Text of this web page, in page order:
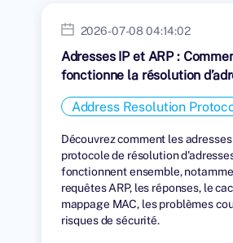
2026-07-08 04:14:02
Adresses IP et ARP :
fonctionne la résolution
Address Resolution
Découvrez comment les
protocole de résolution
fonctionnent ensemble,
requêtes ARP, les réponses, le
mappage MAC, les problèmes
risques de sécurité.